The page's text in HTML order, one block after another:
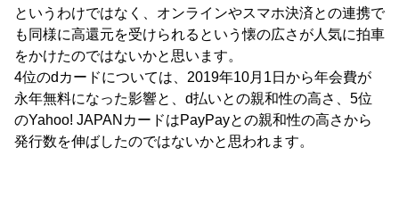
というわけではなく、オンラインやスマホ決済との連携で
も同様に高還元を受けられるという懐の広さが人気に拍車
をかけたのではないかと思います。
4位のdカードについては、2019年10月1日から年会費が
永年無料になった影響と、d払いとの親和性の高さ、5位
のYahoo! JAPANカードはPayPayとの親和性の高さから
発行数を伸ばしたのではないかと思われます。